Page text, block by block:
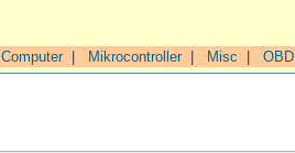
Computer| Mikrocontroller| Misc OBD